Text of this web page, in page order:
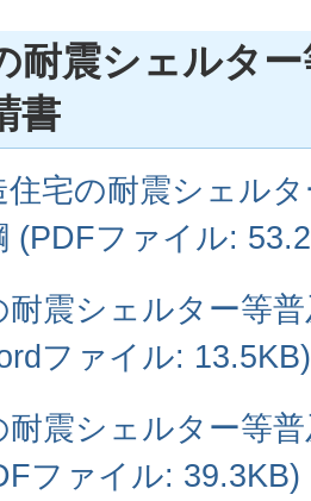
耐震シェルタ
書
住宅の耐震シェル
(PDFファイル:
耐震シェルター等
ファイル: 13.5KB)
耐震シェルター等
ファイル: 39.3KB)